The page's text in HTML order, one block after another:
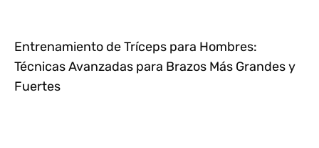
Entrenamiento de Tríceps para Hombres:
Técnicas Avanzadas para Brazos Más Grandes y
Fuertes